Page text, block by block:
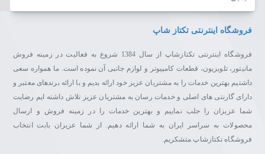
فروشگاه اینترنتی تکتاز شاپ
فروشگاه اینترنتی تکتازشاپ از سال 1384 شروع به فعالیت در زمینه فروش
مانیتور، تلویزیون، قطعات کامپیوتر و لوازم جانبی آن نموده است. ما همواره سعی
داشتیم بهترین خدمات را به مشتریان عزیز خود ارائه بدیم و با ارائه برندهای معتبر و
دارای گارنتی های اصلی و خدمات رسان به مشتریان عزیز تلاش داشته ایم رضایت
شما عزیزان را جلب نماییم و بهترین خدمات را در زمینه فروش و ارسال
محصولات به سراسر ایران به شما ارائه دهیم. از شما عزیزان بابت انتخاب
فروشگاه تکتازشاپ متشکریم.